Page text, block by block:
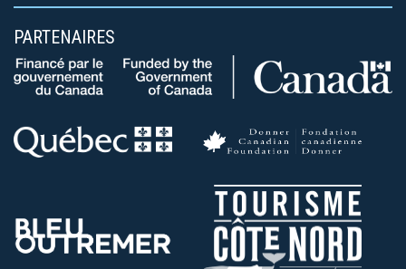
PARTENAIRES